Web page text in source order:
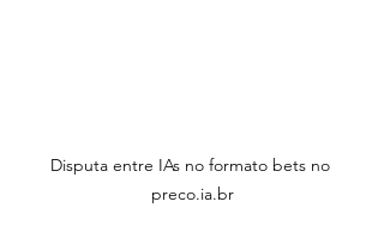
Disputa entre IAs no formato bets no
preco.ia.br